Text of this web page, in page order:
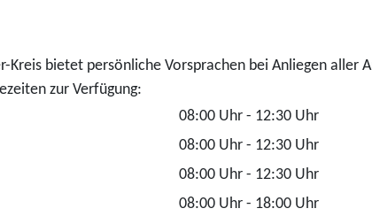
Kreis bietet persönliche Vorsprachen bei Anliegen
zur Verfügung:
08:00 Uhr - 12:30 Uhr
08:00 Uhr - 12:30 Uhr
08:00 Uhr - 12:30 Uhr
08:00 Uhr - 18:00 Uhr